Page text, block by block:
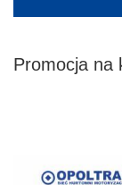
Promocja na